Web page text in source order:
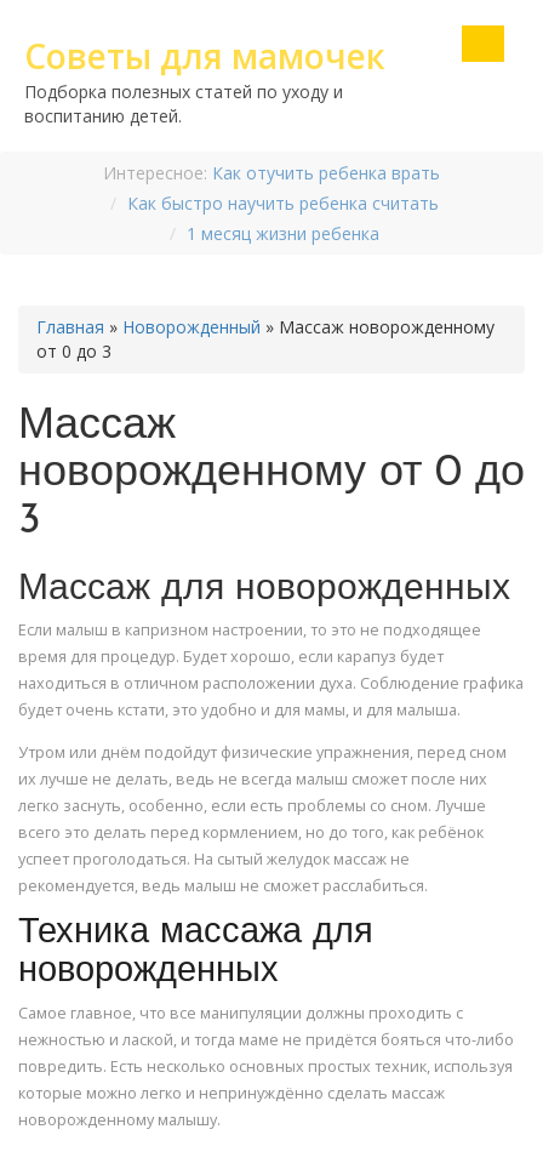
Советы для мамочек
Подборка полезных статей по уходу и
воспитанию детей.
Интересное: Как отучить ребенка врать
Как быстро научить ребенка считать
1 месяц жизни ребенка
Главная » Новорожденный » Массаж новорожденному
от 0 до 3
Массаж
новорожденному от 0 до
3
Массаж для новорожденных
Если малыш в капризном настроении, то это не подходящее
время для процедур. Будет хорошо, если карапуз будет
находиться в отличном расположении духа. Соблюдение графика
будет очень кстати, это удобно и для мамы, и для малыша.
Утром или днём подойдут физические упражнения, перед сном
их лучше не делать, ведь не всегда малыш сможет после них
легко заснуть, особенно, если есть проблемы со сном. Лучше
всего это делать перед кормлением, но до того, как ребёнок
успеет проголодаться. На сытый желудок массаж не
рекомендуется, ведь малыш не сможет расслабиться.
Техника массажа для
новорожденных
Самое главное, что все манипуляции должны проходить с
нежностью и лаской, и тогда маме не придётся бояться что-либо
повредить. Есть несколько основных простых техник, используя
которые можно легко и непринуждённо сделать массаж
новорожденному малышу.